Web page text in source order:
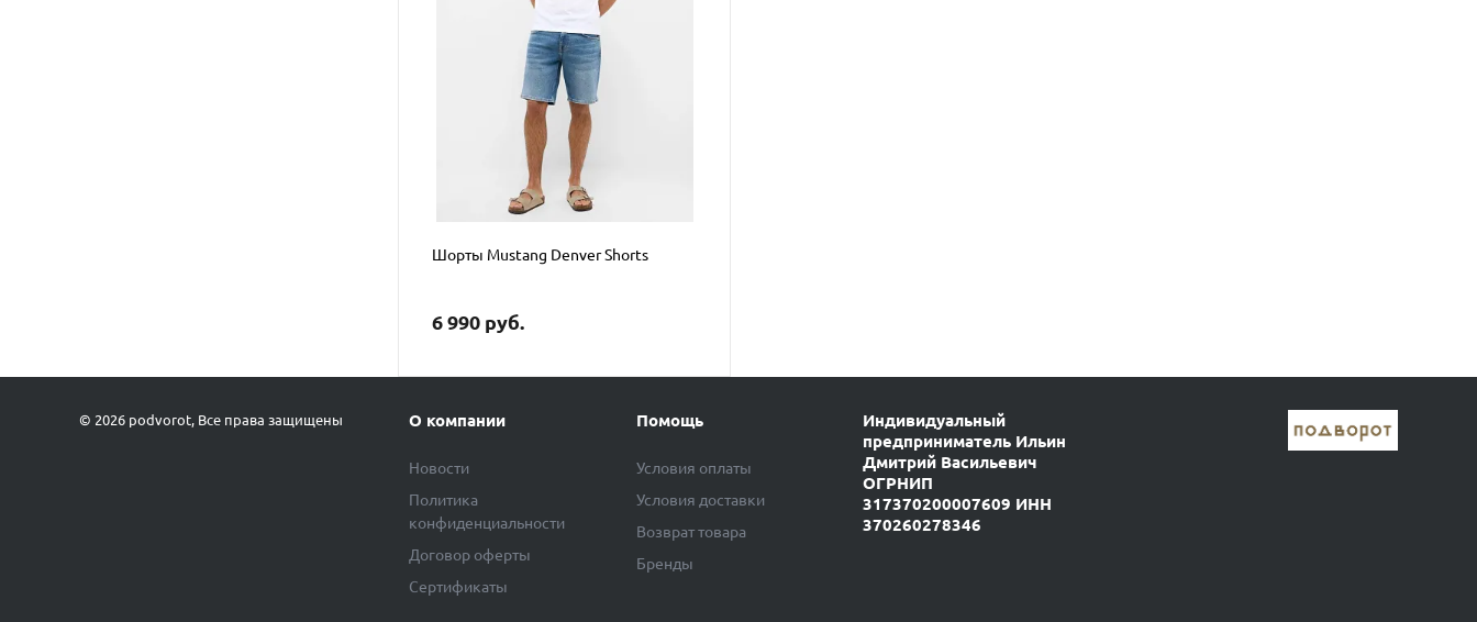
Шорты Mustang Denver Shorts
6 990 руб.
© 2026 podvorot, Все права защищены О компании
Новости
Политика
конфиденциальности
Договор оферты
Сертификаты
Помощь
Условия оплаты
Условия доставки
Возврат товара
Бренды
Индивидуальный
предприниматель Ильин
Дмитрий Васильевич
ОГРНИП
317370200007609 ИНН
370260278346